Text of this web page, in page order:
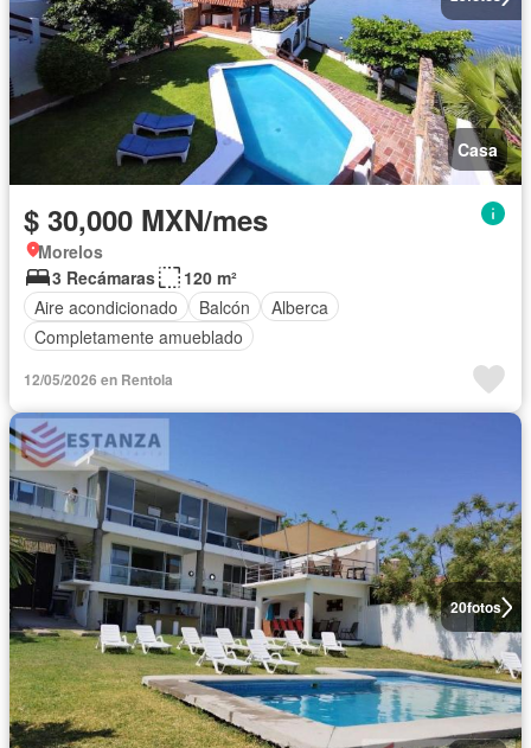
Casa
$ 30,000 MXN/mes
Morelos
3 Recámaras
120 m²
Aire acondicionado
Balcón
Alberca
Completamente amueblado
12/05/2026 en Rentola
20fotos